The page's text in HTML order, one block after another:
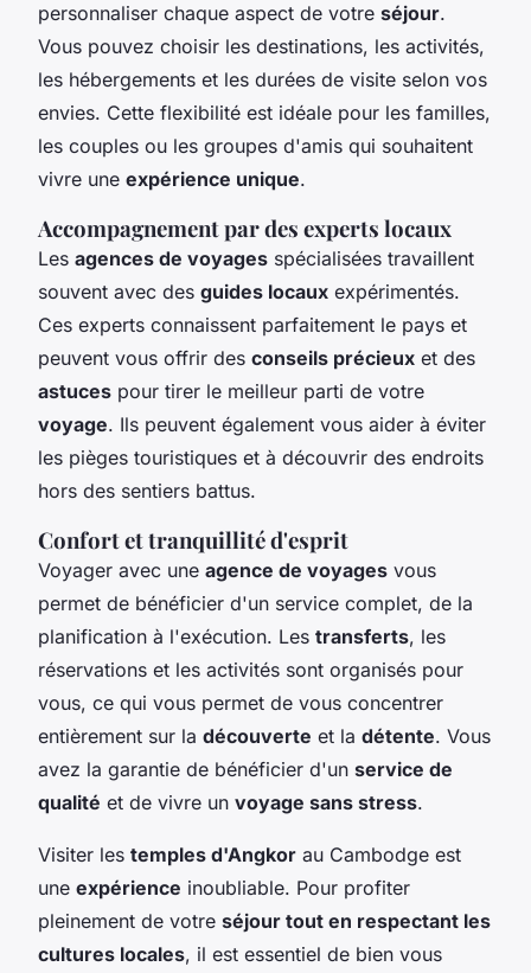
personnaliser chaque aspect de votre séjour.
Vous pouvez choisir les destinations, les activités,
les hébergements et les durées de visite selon vos
envies. Cette flexibilité est idéale pour les familles,
les couples ou les groupes d'amis qui souhaitent
vivre une expérience unique.
Accompagnement par des experts locaux
Les agences de voyages spécialisées travaillent
souvent avec des guides locaux expérimentés.
Ces experts connaissent parfaitement le pays et
peuvent vous offrir des conseils précieux et des
astuces pour tirer le meilleur parti de votre
voyage. Ils peuvent également vous aider à éviter
les pièges touristiques et à découvrir des endroits
hors des sentiers battus.
Confort et tranquillité d'esprit
Voyager avec une agence de voyages vous
permet de bénéficier d'un service complet, de la
planification à l'exécution. Les transferts, les
réservations et les activités sont organisés pour
vous, ce qui vous permet de vous concentrer
entièrement sur la découverte et la détente. Vous
avez la garantie de bénéficier d'un service de
qualité et de vivre un voyage sans stress.
Visiter les temples d'Angkor au Cambodge est
une expérience inoubliable. Pour profiter
pleinement de votre séjour tout en respectant les
cultures locales, il est essentiel de bien vous